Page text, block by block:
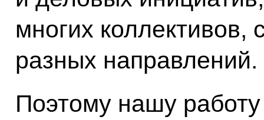
многих коллективов,
разных направлений.
Поэтому нашу